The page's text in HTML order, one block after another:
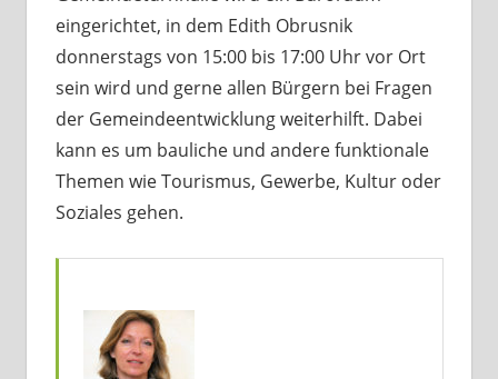
eingerichtet, in dem Edith Obrusnik
donnerstags von 15:00 bis 17:00 Uhr vor Ort
sein wird und gerne allen Bürgern bei Fragen
der Gemeindeentwicklung weiterhilft. Dabei
kann es um bauliche und andere funktionale
Themen wie Tourismus, Gewerbe, Kultur oder
Soziales gehen.